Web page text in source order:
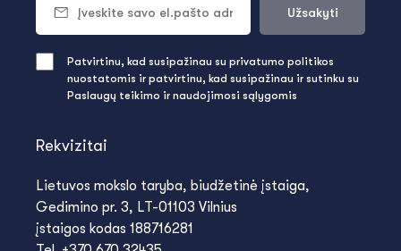
Rekvizitai
Lietuvos mokslo taryba, biudžetinė įstaiga,
Gedimino pr. 3, LT-01103 Vilnius
įstaigos kodas 188716281
Užsakyti
Patvirtinu, kad susipažinau su privatumo politikos
nuostatomis ir patvirtinu, kad susipažinau ir sutinku su
Paslaugų teikimo ir naudojimosi sąlygomis